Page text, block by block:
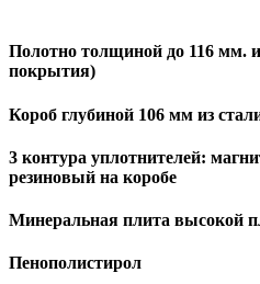
Полотно толщиной до 116 мм.
покрытия)
Короб глубиной 106 мм из
3 контура уплотнителей:
резиновый на коробе
Минеральная плита высокой
Пенополистирол